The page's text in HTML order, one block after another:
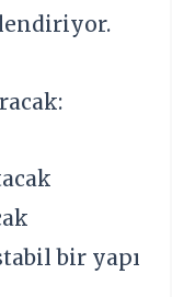
bir yapı